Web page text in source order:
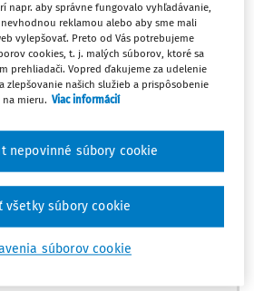
obsah z tejto oblasti je
portálu.
prístup na 10 dní
sa len zaregistrovať.
získate prístup aj k
obsahu:
napr. aby správne fungovalo vyhľadávanie,
reklamou alebo aby sme mali
vylepšovať. Preto od Vás potrebujeme
cookies, t. j. malých súborov, ktoré sa
prehliadači. Vopred ďakujeme za udelenie
zlepšovanie našich služieb a prispôsobenie
mieru. Viac informácií
súborov cookie
nepovinné súbory cookie
všetky súbory cookie